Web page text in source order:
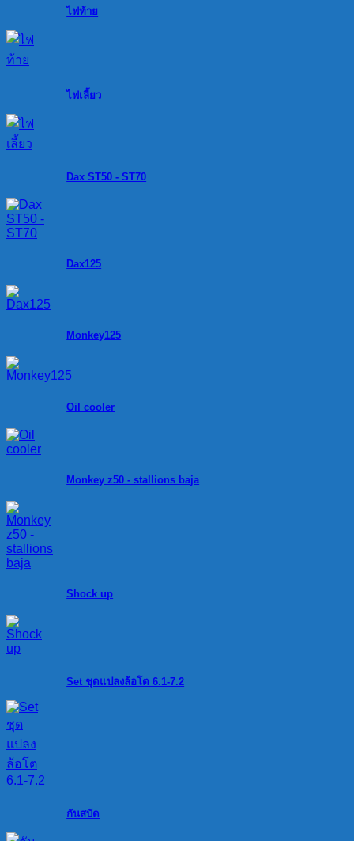
ไฟท้าย
ไฟเลี้ยว
Dax ST50 - ST70
Dax125
Monkey125
Oil cooler
Monkey z50 - stallions baja
Shock up
Set ชุดแปลงล้อโต 6.1-7.2
กันสบัด